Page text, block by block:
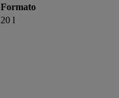
Formato
20 l